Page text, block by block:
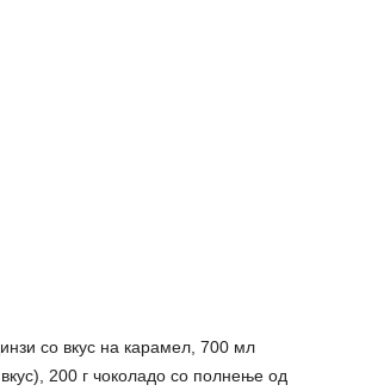
со вкус на карамел, 700 мл
200 г чоколадо со полнење од